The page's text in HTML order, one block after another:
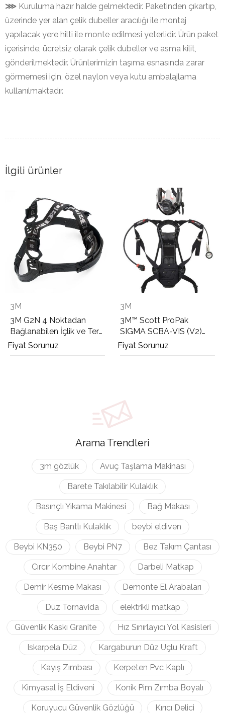
⋙ Kuruluma hazır halde gelmektedir. Paketinden çıkartıp,
üzerinde yer alan çelik dubeller aracılığı ile montaj
yapılacak yere hilti ile monte edilmesi yeterlidir. Ürün paket
içerisinde, ücretsiz olarak çelik dubeller ve asma kilit,
gönderilmektedir. Ürünlerimizin taşıma esnasında zarar
görmemesi için, özel naylon veya kutu ambalajlama
kullanılmaktadır.
İlgili ürünler
3M
3M G2N 4 Noktadan
Bağlanabilen İçlik ve Ter
Bandı
Fiyat Sorunuz
3M
3M™ Scott ProPak
SIGMA SCBA-VIS (V2)
Solunum Seti
Fiyat Sorunuz
Arama Trendleri
3m gözlük Avuç Taşlama Makinası
Barete Takılabilir Kulaklık
Basınçlı Yıkama Makinesi Bağ Makası
Baş Bantlı Kulaklık beybi eldiven
Beybi KN350 Beybi PN7 Bez Takım Çantası
Cırcır Kombine Anahtar Darbeli Matkap
Demir Kesme Makası Demonte El Arabaları
Düz Tornavida elektrikli matkap
Güvenlik Kaskı Granite Hız Sınırlayıcı Yol Kasisleri
Iskarpela Düz Kargaburun Düz Uçlu Kraft
Kayış Zımbası Kerpeten Pvc Kaplı
Kimyasal İş Eldiveni Konik Pim Zımba Boyalı
Koruyucu Güvenlik Gözlüğü Kırıcı Delici